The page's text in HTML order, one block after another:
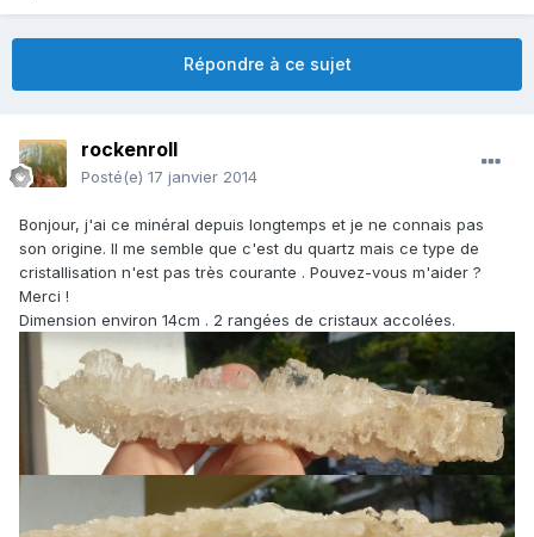
Répondre à ce sujet
rockenroll
Posté(e) 17 janvier 2014
Bonjour, j'ai ce minéral depuis longtemps et je ne connais pas
son origine. Il me semble que c'est du quartz mais ce type de
cristallisation n'est pas très courante . Pouvez-vous m'aider ?
Merci !
Dimension environ 14cm . 2 rangées de cristaux accolées.